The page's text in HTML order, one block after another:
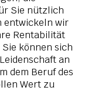
Sie nützlich
entwickeln wir
Rentabilität
können sich
an
dem Beruf des
Wert zu